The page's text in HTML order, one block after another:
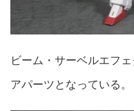
ビーム・サーベルエフ
アパーツとなっている。